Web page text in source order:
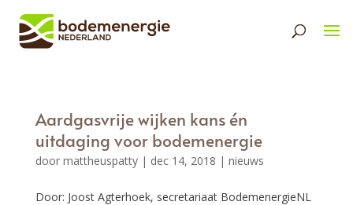
Aardgasvrije wijken kans én
uitdaging voor bodemenergie
door mattheuspatty| dec 14, 2018 | nieuws
Door: Joost Agterhoek, secretariaat BodemenergieNL